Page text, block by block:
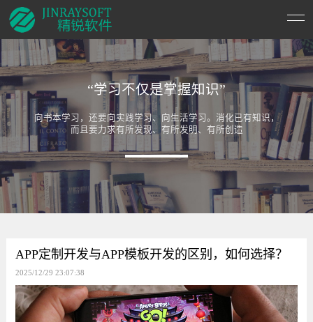
“学习不仅是掌握知识”
向书本学习，还要向实践学习、向生活学习。消化已有知识，
而且要力求有所发现、有所发明、有所创造
APP定制开发与APP模板开发的区别，如何选择？
2025/12/29 23:07:38